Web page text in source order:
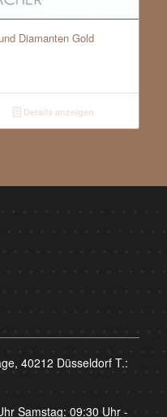
Diamanten Gold
Details anzeigen
40212 Düsseldorf T.:
Samstag: 09:30 Uhr -